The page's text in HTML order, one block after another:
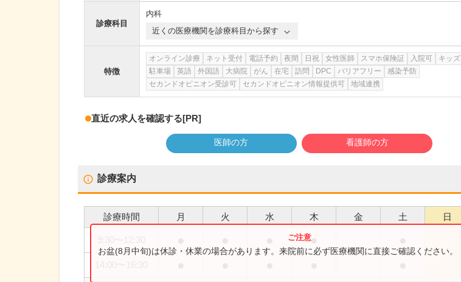
診療科目
内科
近くの医療機関を診療科目から探す
特徴
オンライン診療 ネット受付 電話予約 夜間 日祝 女性医師 スマホ保険証 入院可 キッズ
駐車場
英語 外国語 大病院 がん 在宅 訪問 DPC バリアフリー
感染予防
セカンドオピニオン受診可
セカンドオピニオン情報提供可 地域連携
直近の求人を確認する[PR]
医師の方 看護師の方
診療案内
診療時間 月 火 水 木 金 土 日
●
お盆(8月中旬)は休診・休業の場合があります。来院前に必ず医療機関に直接ご確認ください。